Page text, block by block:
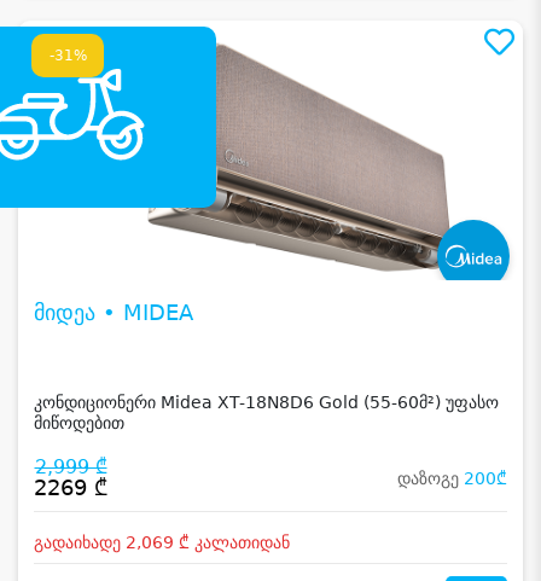
-31%
მიდეა • MIDEA
კონდიციონერი Midea XT-18N8D6 Gold (55-60მ²) უფასო
მიწოდებით
2,999 ₾
2269 ₾ დაზოგე 200₾
გადაიხადე 2,069 ₾ კალათიდან